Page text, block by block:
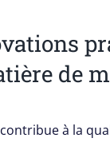
de
à la